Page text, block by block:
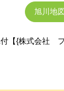
旭川地
【{株式会社 フ